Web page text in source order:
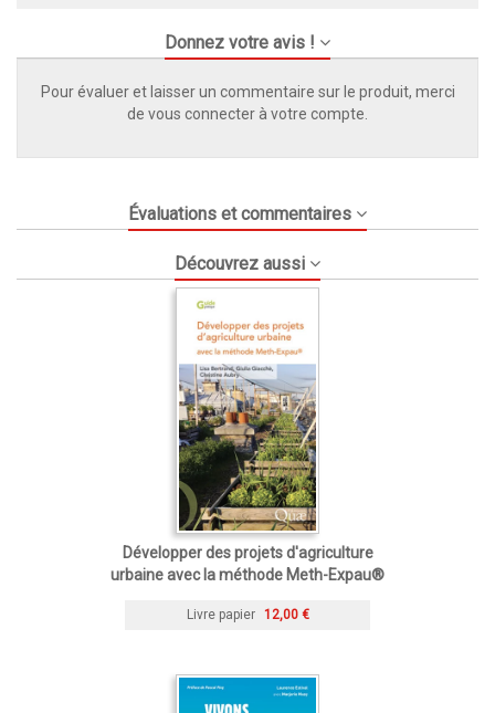
Donnez votre avis !
Pour évaluer et laisser un commentaire sur le produit, merci
de vous connecter à votre compte.
Évaluations et commentaires
Découvrez aussi
Développer des projets d'agriculture
urbaine avec la méthode Meth-Expau®
Livre papier 12,00 €